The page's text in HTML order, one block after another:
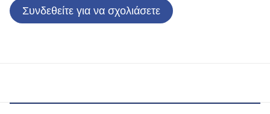
Συνδεθείτε για να σχολιάσετε